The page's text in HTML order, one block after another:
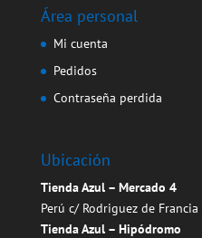
Área personal
Mi cuenta
Pedidos
Contraseña perdida
Ubicación
Tienda Azul – Mercado 4
Perú c/ Rodriguez de Francia
Tienda Azul – Hipódromo